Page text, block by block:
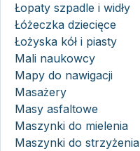
Łopaty szpadle i widły
Łóżeczka dziecięce
Łożyska kół i piasty
Mali naukowcy
Mapy do nawigacji
Masażery
Masy asfaltowe
Maszynki do mielenia
Maszynki do strzyżenia